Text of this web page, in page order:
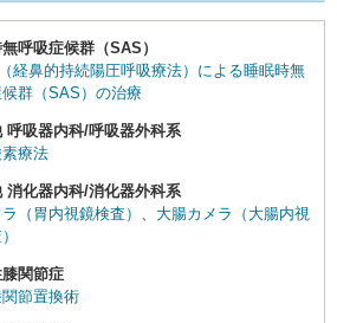
呼吸症候群（SAS）
経鼻的持続陽圧呼吸療法）による睡眠時無
群（SAS）の治療
呼吸器内科/呼吸器外科系
療法
消化器内科/消化器外科系
（胃内視鏡検査）
大腸カメラ（大腸内視
関節症
関節置換術